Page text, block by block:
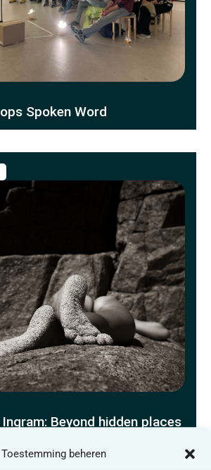
Toestemming beheren
Spoken Word
Beyond hidden places